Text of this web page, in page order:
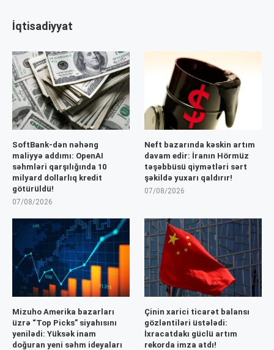
İqtisadiyyat
SoftBank-dən nəhəng
maliyyə addımı: OpenAI
səhmləri qarşılığında 10
milyard dollarlıq kredit
götürüldü!
07/08/2026
Neft bazarında kəskin artım
davam edir: İranın Hörmüz
təşəbbüsü qiymətləri sərt
şəkildə yuxarı qaldırır!
07/08/2026
Mizuho Amerika bazarları
üzrə “Top Picks” siyahısını
yenilədi: Yüksək inam
doğuran yeni səhm ideyaları
Çinin xarici ticarət balansı
gözləntiləri üstələdi:
İxracatdakı güclü artım
rekorda imza atdı!